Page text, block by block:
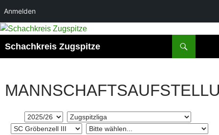
Anmelden
Zum
springen
Schachkreis Zugspitze